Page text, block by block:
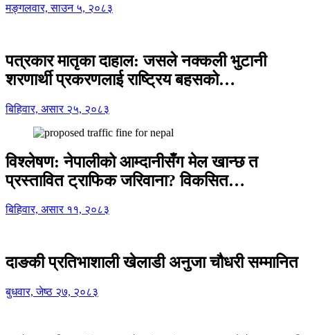
मङ्गलवार, साउन ५, २०८३
पत्रकार मातृका दाहाल: जसले नक्कली भुटानी
शरणार्थी प्रकरणलाई राष्ट्रिय बहसको…
बिहिवार, असार २५, २०८३
विश्लेषण: नेपालीको आम्दानीसँग मेल खान्छ त
प्रस्तावित ट्राफिक जरिवाना? विकसित…
बिहिवार, असार ११, २०८३
दाङकी प्रतिभाशाली खेलाडी अनुजा चौधरी सम्मानित
बुधवार, जेष्ठ २७, २०८३